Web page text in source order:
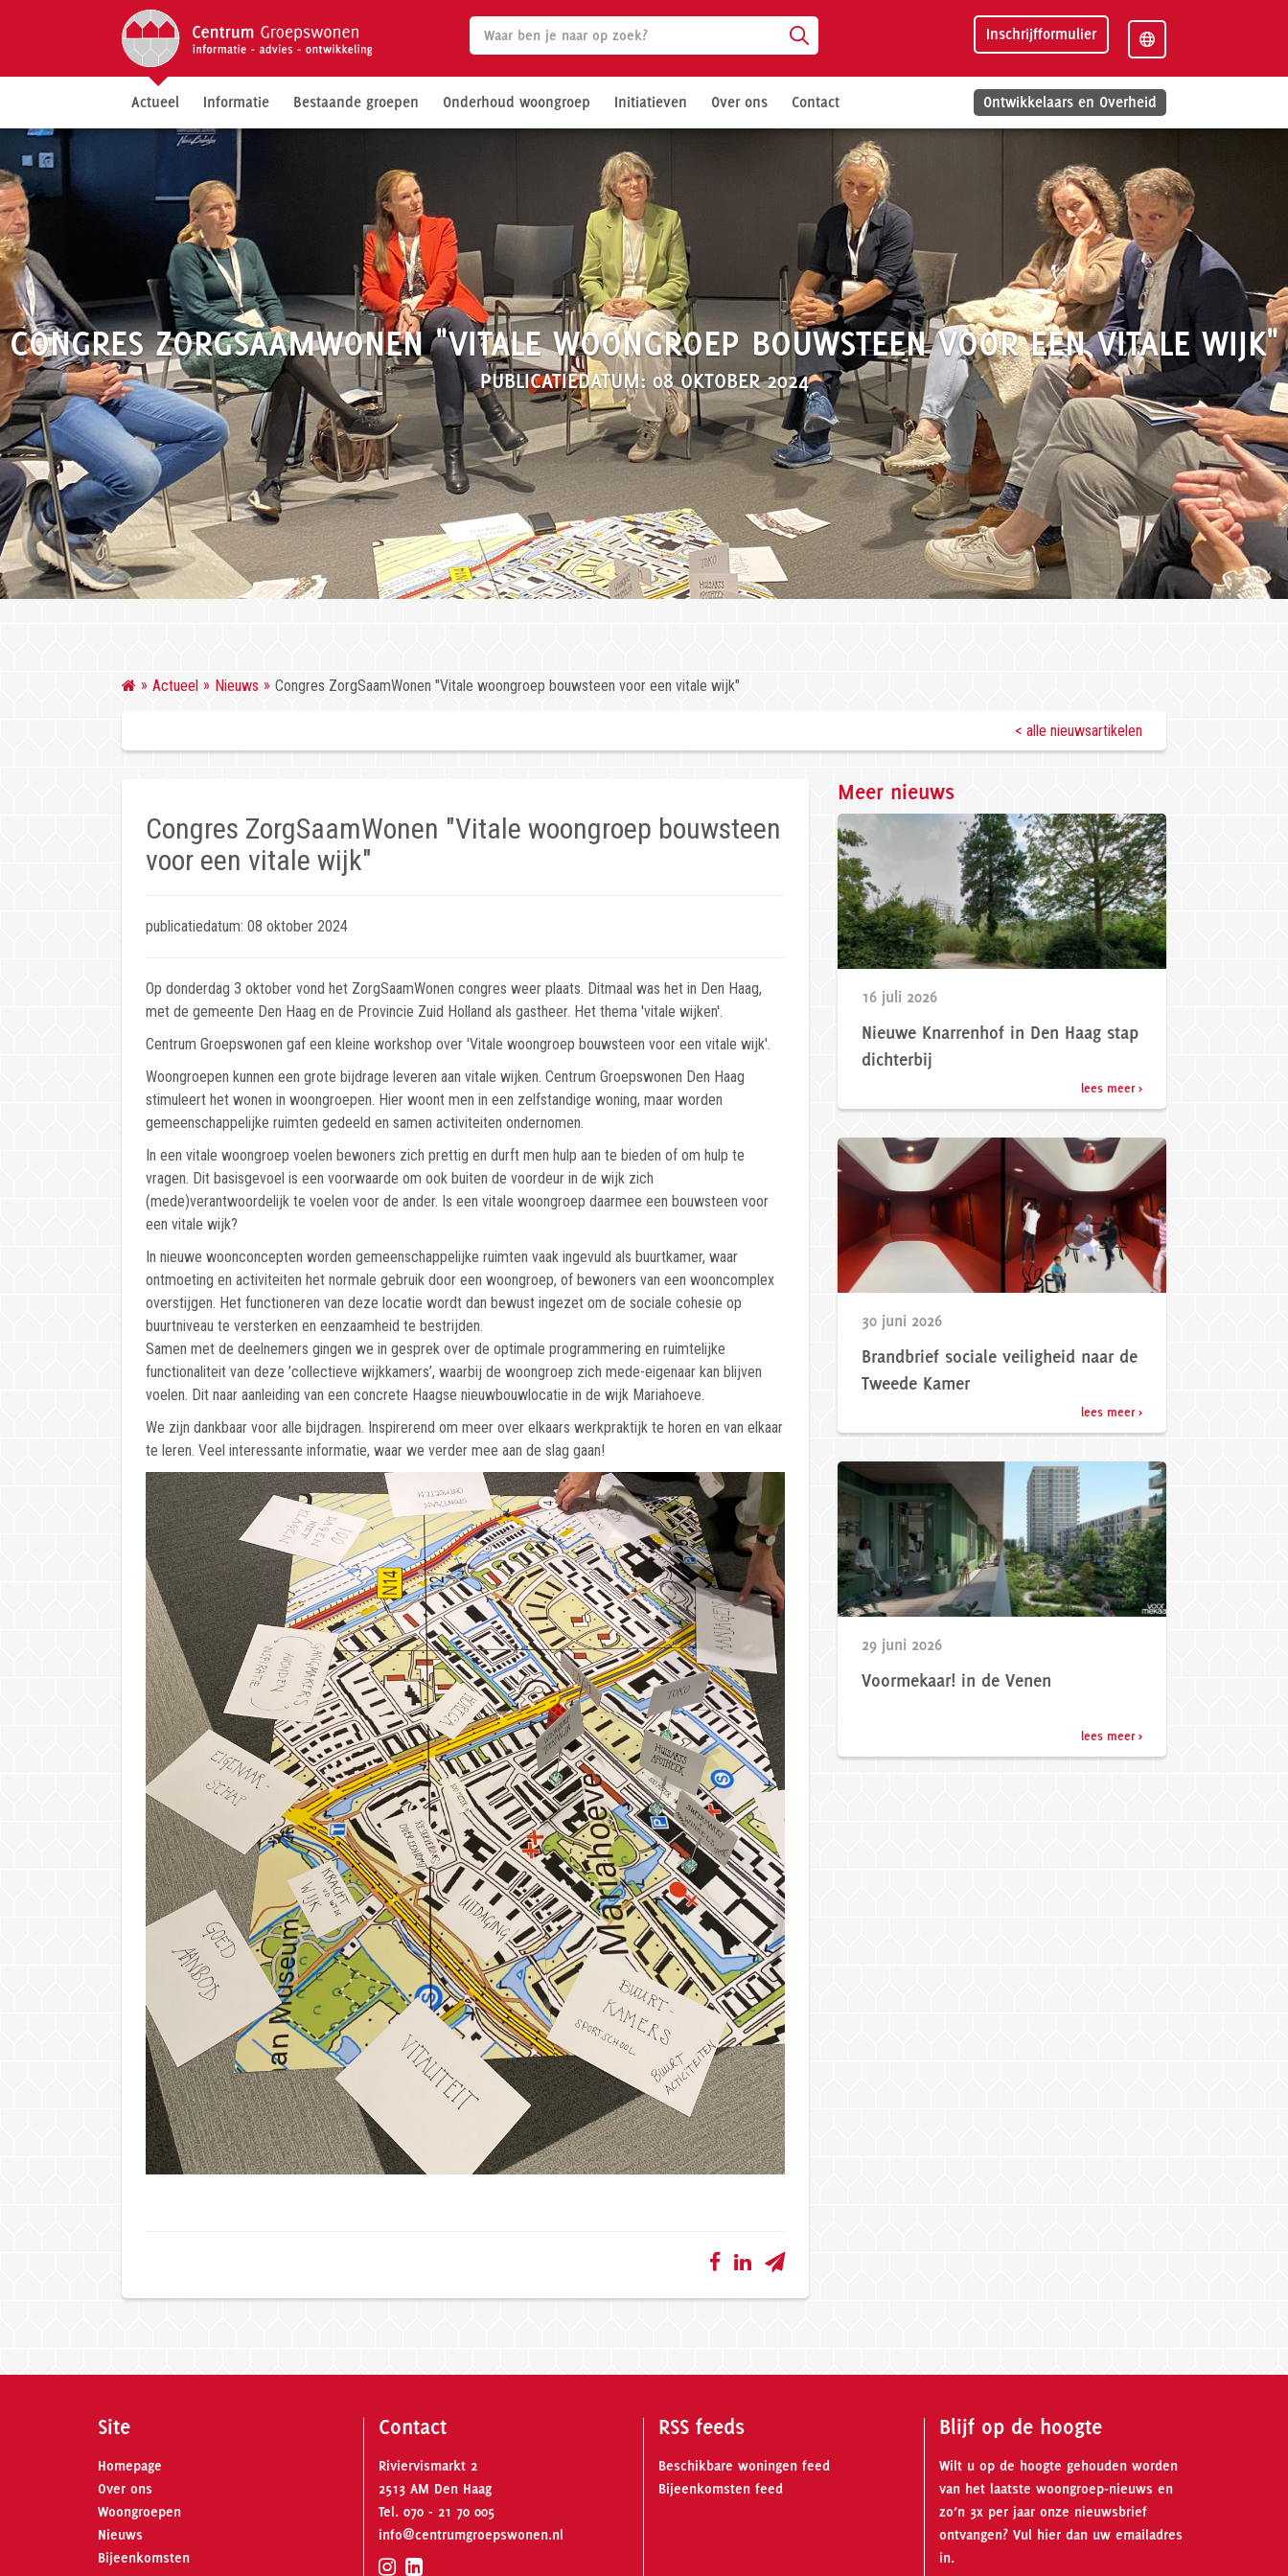
Inschrijfformulier
Actueel Informatie Bestaande groepen Onderhoud woongroep Initiatieven Over ons Contact Ontwikkelaars en Overheid
CONGRES ZORGSAAMWONEN "VITALE WOONGROEP BOUWSTEEN VOOR EEN VITALE WIJK"
PUBLICATIEDATUM: 08 OKTOBER 2024
Actueel Nieuws Congres ZorgSaamWonen "Vitale woongroep bouwsteen voor een vitale wijk"
< alle nieuwsartikelen
Congres ZorgSaamWonen "Vitale woongroep bouwsteen
voor een vitale wijk"
publicatiedatum: 08 oktober 2024
Op donderdag 3 oktober vond het ZorgSaamWonen congres weer plaats. Ditmaal was het in Den Haag,
met de gemeente Den Haag en de Provincie Zuid Holland als gastheer. Het thema 'vitale wijken'.
Centrum Groepswonen gaf een kleine workshop over 'Vitale woongroep bouwsteen voor een vitale wijk'.
Woongroepen kunnen een grote bijdrage leveren aan vitale wijken. Centrum Groepswonen Den Haag
stimuleert het wonen in woongroepen. Hier woont men in een zelfstandige woning, maar worden
gemeenschappelijke ruimten gedeeld en samen activiteiten ondernomen.
In een vitale woongroep voelen bewoners zich prettig en durft men hulp aan te bieden of om hulp te
vragen. Dit basisgevoel is een voorwaarde om ook buiten de voordeur in de wijk zich
(mede)verantwoordelijk te voelen voor de ander. Is een vitale woongroep daarmee een bouwsteen voor
een vitale wijk?
In nieuwe woonconcepten worden gemeenschappelijke ruimten vaak ingevuld als buurtkamer, waar
ontmoeting en activiteiten het normale gebruik door een woongroep, of bewoners van een wooncomplex
overstijgen. Het functioneren van deze locatie wordt dan bewust ingezet om de sociale cohesie op
buurtniveau te versterken en eenzaamheid te bestrijden.
Samen met de deelnemers gingen we in gesprek over de optimale programmering en ruimtelijke
functionaliteit van deze ’collectieve wijkkamers’, waarbij de woongroep zich mede-eigenaar kan blijven
voelen. Dit naar aanleiding van een concrete Haagse nieuwbouwlocatie in de wijk Mariahoeve.
We zijn dankbaar voor alle bijdragen. Inspirerend om meer over elkaars werkpraktijk te horen en van elkaar
te leren. Veel interessante informatie, waar we verder mee aan de slag gaan!
Meer nieuws
16 juli 2026
Nieuwe Knarrenhof in Den Haag stap
dichterbij
lees meer >
30 juni 2026
Brandbrief sociale veiligheid naar de
Tweede Kamer
lees meer >
29 juni 2026
Voormekaar! in de Venen
lees meer >
Site
Homepage
Over ons
Woongroepen
Nieuws
Bijeenkomsten
Contact
Riviervismarkt 2
2513 AM Den Haag
Tel. 070 - 21 70 005
info@centrumgroepswonen.nl
RSS feeds
Beschikbare woningen feed
Bijeenkomsten feed
Blijf op de hoogte
Wilt u op de hoogte gehouden worden
van het laatste woongroep-nieuws en
zo’n 3x per jaar onze nieuwsbrief
ontvangen? Vul hier dan uw emailadres
in.